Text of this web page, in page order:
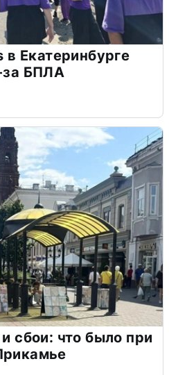
Екатеринбурге
за БПЛА
сбои: что было при